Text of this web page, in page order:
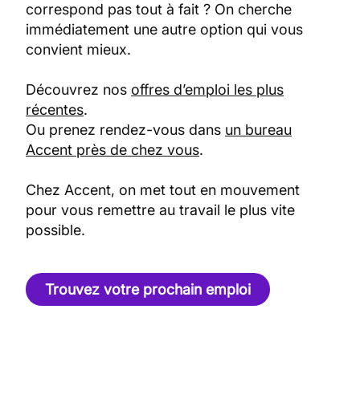
correspond pas tout à fait ? On cherche
immédiatement une autre option qui vous
convient mieux.
Découvrez nos offres d’emploi les plus
récentes.
Ou prenez rendez-vous dans un bureau
Accent près de chez vous.
Chez Accent, on met tout en mouvement
pour vous remettre au travail le plus vite
possible.
Trouvez votre prochain emploi